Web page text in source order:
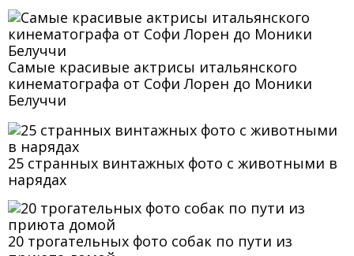
Самые красивые актрисы итальянского
кинематографа от Софи Лорен до Моники
Белуччи
25 странных винтажных фото с животными в
нарядах
20 трогательных фото собак по пути из